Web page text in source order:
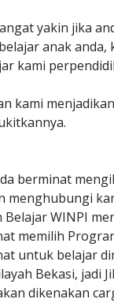
yakin jika
anak anda,
kami
kami
berminat
menghubungi
Belajar WINPI
memilih
untuk belajar
Bekasi, jadi
dikenakan